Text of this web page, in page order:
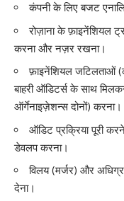
कंपनी के लिए बजट
रोज़ाना के फ़ाइनेंशियल
करना और नज़र रखना।
फ़ाइनेंशियल जटिलताओं
बाहरी ऑडिटर्स के साथ
ऑर्गेनाइज़ेशन्स दोनों) करना।
ऑडिट प्रक्रिया पूरी
डेवलप करना।
विलय (मर्जर) और
देना।